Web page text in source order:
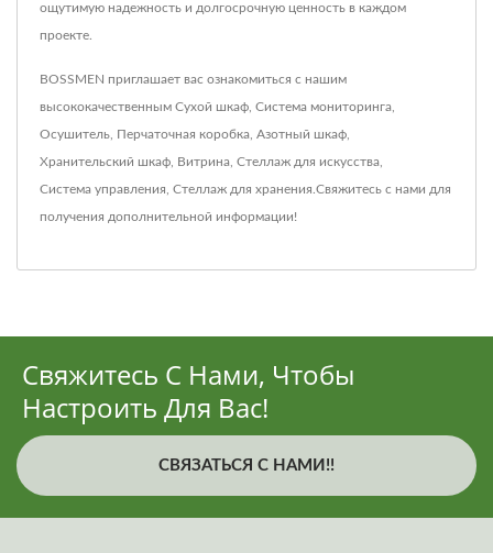
ощутимую надежность и долгосрочную ценность в каждом
проекте.
BOSSMEN приглашает вас ознакомиться с нашим
высококачественным Сухой шкаф Система мониторинга
Осушитель Перчаточная коробка Азотный шкаф
Хранительский шкаф Витрина Стеллаж для искусства
Система управления Стеллаж для хранения Свяжитесь с нами для
получения дополнительной информации!
Свяжитесь С Нами, Чтобы
Настроить Для Вас!
СВЯЗАТЬСЯ С НАМИ!!